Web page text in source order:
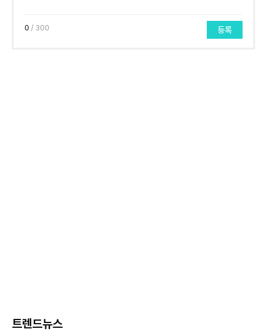
0 / 300 등록
트렌드뉴스